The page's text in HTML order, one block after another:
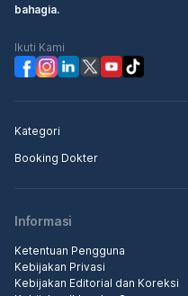
bahagia.
Ikuti Kami
Kategori
Booking Dokter
Informasi
Ketentuan Pengguna
Kebijakan Privasi
Kebijakan Editorial dan Koreksi